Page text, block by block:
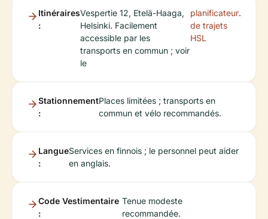
Itinéraires
:
Vespertie 12, Etelä-Haaga,
Helsinki. Facilement
accessible par les
transports en commun ; voir
le
planificateur
de trajets
HSL
.
Stationnement
:
Places limitées ; transports en
commun et vélo recommandés.
Langue
:
Services en finnois ; le personnel peut aider
en anglais.
Code Vestimentaire
:
Tenue modeste
recommandée.